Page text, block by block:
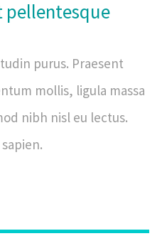
purus. Praesent
mollis, ligula massa
nibh nisl eu lectus.